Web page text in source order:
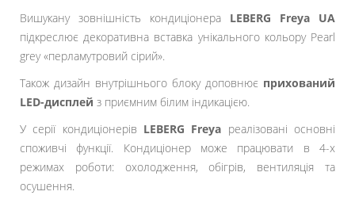
Вишукану зовнішність кондиціонера LEBERG Freya UA
підкреслює декоративна вставка унікального кольору Pearl
grey «перламутровий сірий».
Також дизайн внутрішнього блоку доповнює прихований
LED-дисплей з приємним білим індикацією.
У серії кондиціонерів LEBERG Freya реалізовані основні
споживчі функції. Кондиціонер може працювати в 4-х
режимах роботи: охолодження, обігрів, вентиляція та
осушення.